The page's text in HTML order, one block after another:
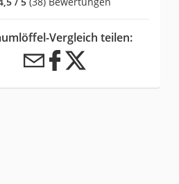
Vergleich teilen: